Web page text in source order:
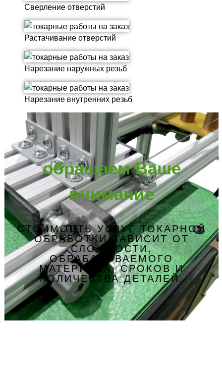
Сверление отверстий
Растачивание отверстий
Нарезание наружных резьб
Нарезание внутренних резьб
обращаем Ваше
внимание
СТОИМОСТЬ УСЛУГ ТОКАРНОЙ
ОБРАБОТКИ ЗАВИСИТ ОТ
СЛОЖНОСТИ,
ОБРАБАТЫВАЕМОГО
МАТЕРИАЛА, СРОКОВ И
КОЛИЧЕСТВА ДЕТАЛЕЙ.